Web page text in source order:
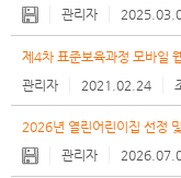
등
일
수
관리자
제4차 표준보육과정 모바일
관리자
2021.02.24
2026년 열린어린이집 선정
관리자